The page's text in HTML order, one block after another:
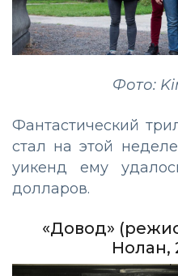
Фото:
Фантастический
стал на этой
уикенд ему
долларов.
«Довод»
Нолан,